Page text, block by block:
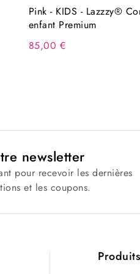
Pink - KIDS - Lazzzy®
enfant Premium
85,00 €
newsletter
pour recevoir les dernières
et les coupons.
Produits